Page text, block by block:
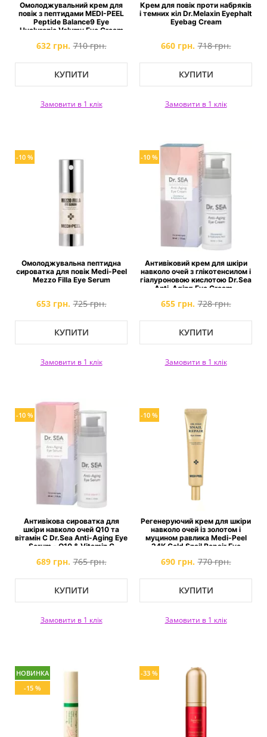
Омолоджувальний крем для
повік з пептидами MEDI-PEEL
Peptide Balance9 Eye
Hyaluronic Volumy Eye Cream
632 грн. 710 грн.
КУПИТИ
Замовити в 1 клік
Крем для повік проти набряків
і темних кіл Dr.Melaxin Eyephalt
Eyebag Cream
660 грн. 718 грн.
КУПИТИ
Замовити в 1 клік
-10 %
Омолоджувальна пептидна
сироватка для повік Medi-Peel
Mezzo Filla Eye Serum
653 грн. 725 грн.
КУПИТИ
Замовити в 1 клік
-10 %
Антивіковий крем для шкіри
навколо очей з глікотенсилом і
гіалуроновою кислотою Dr.Sea
Anti-Aging Eye Cream -
655 грн. 728 грн.
КУПИТИ
Замовити в 1 клік
-10 %
Антивікова сироватка для
шкіри навколо очей Q10 та
вітамін C Dr.Sea Anti-Aging Eye
Serum - Q10 & Vitamin C
689 грн. 765 грн.
КУПИТИ
Замовити в 1 клік
-10 %
Регенеруючий крем для шкіри
навколо очей із золотом і
муцином равлика Medi-Peel
24K Gold Snail Repair Eye
690 грн. 770 грн.
КУПИТИ
Замовити в 1 клік
НОВИНКА
-15 %
-33 %